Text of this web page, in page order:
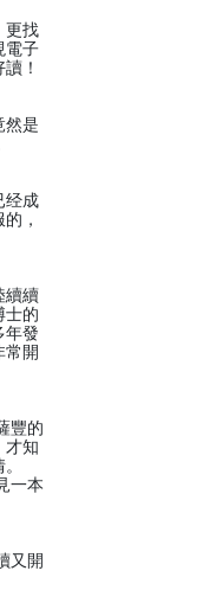
更找
電子
！
然是
经成
，
續續
士的
年發
常開
豐的
才知
一本
又開